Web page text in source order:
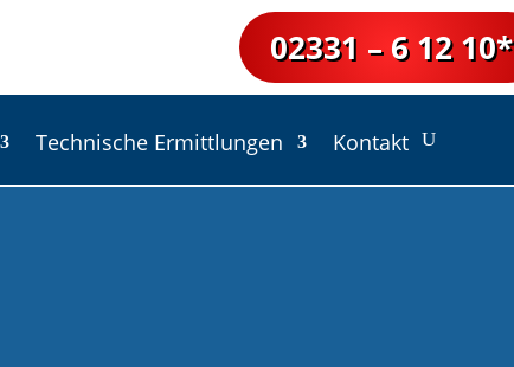
02331 – 6 12 10*
Technische Ermittlungen Kontakt